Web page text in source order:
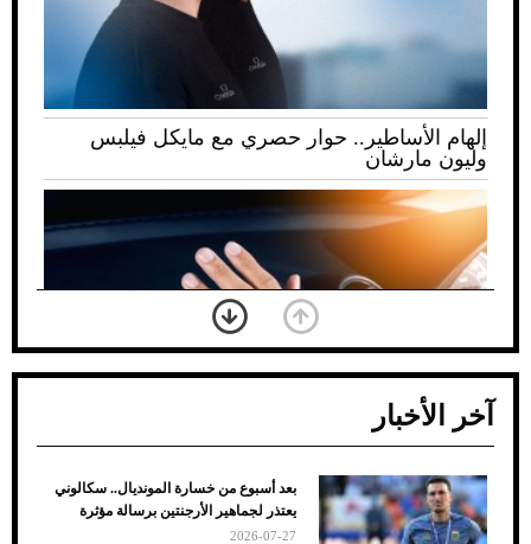
إلهام الأساطير.. حوار حصري مع مايكل فيلبس
وليون مارشان
ضعف تبريد مكيف السيارة عند الوقوف.. أشهر
الأسباب والحلول
آخر الأخبار
بعد أسبوع من خسارة المونديال.. سكالوني
يعتذر لجماهير الأرجنتين برسالة مؤثرة
2026-07-27